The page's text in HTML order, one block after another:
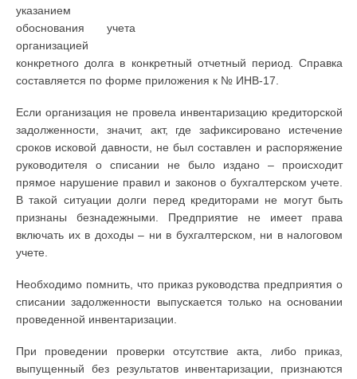
указанием
обоснования учета
организацией
конкретного долга в конкретный отчетный период. Справка
составляется по форме приложения к № ИНВ-17.
Если организация не провела инвентаризацию кредиторской
задолженности, значит, акт, где зафиксировано истечение
сроков исковой давности, не был составлен и распоряжение
руководителя о списании не было издано – происходит
прямое нарушение правил и законов о бухгалтерском учете.
В такой ситуации долги перед кредиторами не могут быть
признаны безнадежными. Предприятие не имеет права
включать их в доходы – ни в бухгалтерском, ни в налоговом
учете.
Необходимо помнить, что приказ руководства предприятия о
списании задолженности выпускается только на основании
проведенной инвентаризации.
При проведении проверки отсутствие акта, либо приказ,
выпущенный без результатов инвентаризации, признаются